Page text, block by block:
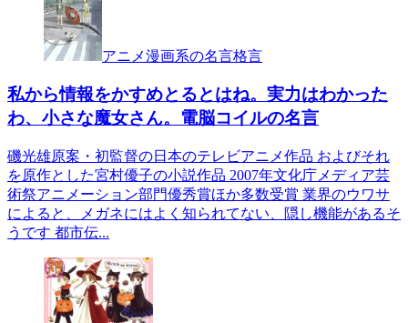
アニメ漫画系の名言格言
私から情報をかすめとるとはね。実力はわかった
わ、小さな魔女さん。電脳コイルの名言
磯光雄原案・初監督の日本のテレビアニメ作品 およびそれ
を原作とした宮村優子の小説作品 2007年文化庁メディア芸
術祭アニメーション部門優秀賞ほか多数受賞 業界のウワサ
によると、メガネにはよく知られてない、隠し機能があるそ
うです 都市伝...